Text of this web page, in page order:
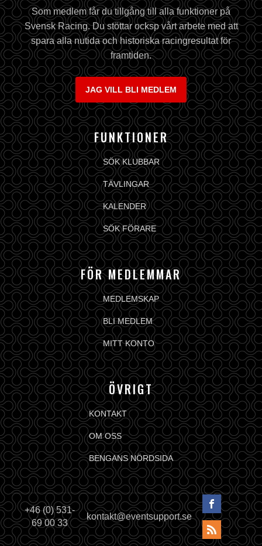
Som medlem får du tillgång till alla funktioner på
Svensk Racing. Du stöttar ocksp vårt arbete med att
spara alla nutida och historiska racingresultat för
framtiden.
JAG VILL BLI MEDLEM
FUNKTIONER
SÖK KLUBBAR
TÄVLINGAR
KALENDER
SÖK FÖRARE
FÖR MEDLEMMAR
MEDLEMSKAP
BLI MEDLEM
MITT KONTO
ÖVRIGT
KONTAKT
OM OSS
BENGANS NÖRDSIDA
+46 (0) 531-
69 00 33
kontakt@eventsupport.se